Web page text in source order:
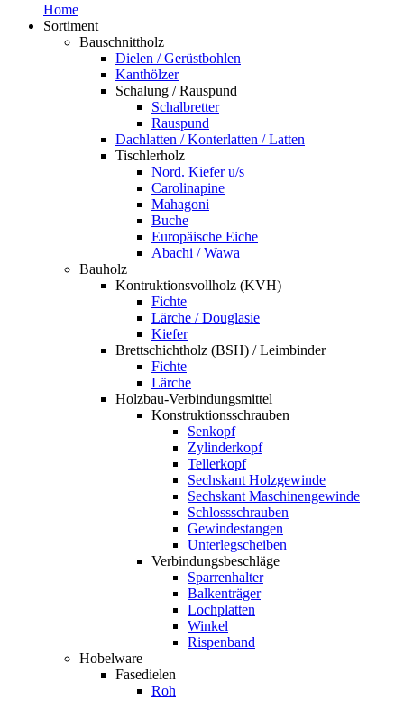
Home
Sortiment
Bauschnittholz
Dielen / Gerüstbohlen
Kanthölzer
Schalung / Rauspund
Schalbretter
Rauspund
Dachlatten / Konterlatten / Latten
Tischlerholz
Nord. Kiefer u/s
Carolinapine
Mahagoni
Buche
Europäische Eiche
Abachi / Wawa
Bauholz
Kontruktionsvollholz (KVH)
Fichte
Lärche / Douglasie
Kiefer
Brettschichtholz (BSH) / Leimbinder
Fichte
Lärche
Holzbau-Verbindungsmittel
Konstruktionsschrauben
Senkopf
Zylinderkopf
Tellerkopf
Sechskant Holzgewinde
Sechskant Maschinengewinde
Schlossschrauben
Gewindestangen
Unterlegscheiben
Verbindungsbeschläge
Sparrenhalter
Balkenträger
Lochplatten
Winkel
Rispenband
Hobelware
Fasedielen
Roh